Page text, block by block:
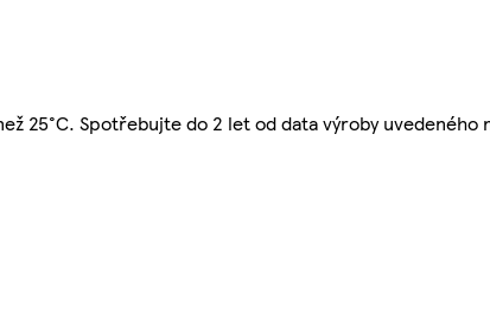
25°C. Spotřebujte do 2 let od data výroby uvedeného